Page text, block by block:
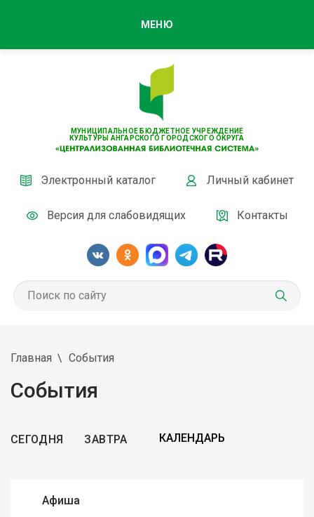
МУНИЦИПАЛЬНОЕ БЮДЖЕТНОЕ УЧРЕЖДЕНИЕ
КУЛЬТУРЫ АНГАРСКОГО ГОРОДСКОГО ОКРУГА
Электронный каталог Личный кабинет
Версия для слабовидящих Контакты
МЕНЮ
Главная События
События
СЕГОДНЯ ЗАВТРА
Афиша